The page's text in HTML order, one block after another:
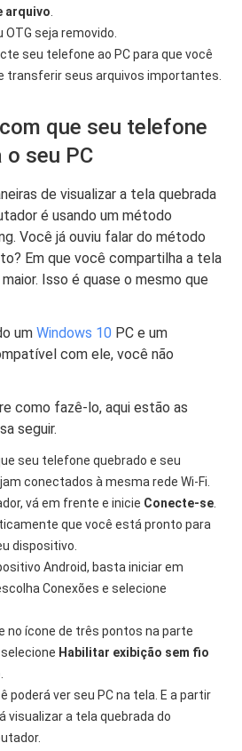
arquivo
OTG seja removido.
seu telefone ao PC para que você
transferir seus arquivos importantes.
que seu telefone
seu PC
de visualizar a tela quebrada
é usando um método
Você já ouviu falar do método
Em que você compartilha a tela
Isso é quase o mesmo que
umWindows 10 PC e um
com ele, você não
como fazê-lo, aqui estão as
seguir.
seu telefone quebrado e seu
conectados à mesma rede Wi-Fi.
vá em frente e inicie Conecte-se
que você está pronto para
dispositivo.
Android, basta iniciar em
Conexões e selecione
no ícone de três pontos na parte
Habilitar exibição sem fio
poderá ver seu PC na tela. E a partir
visualizar a tela quebrada do